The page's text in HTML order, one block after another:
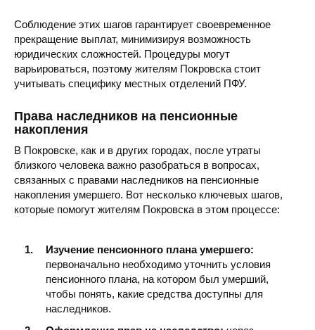
Соблюдение этих шагов гарантирует своевременное
прекращение выплат, минимизируя возможность
юридических сложностей. Процедуры могут
варьироваться, поэтому жителям Покровска стоит
учитывать специфику местных отделений ПФУ.
Права наследников на пенсионные
накопления
В Покровске, как и в других городах, после утраты
близкого человека важно разобраться в вопросах,
связанных с правами наследников на пенсионные
накопления умершего. Вот несколько ключевых шагов,
которые помогут жителям Покровска в этом процессе:
Изучение пенсионного плана умершего:
первоначально необходимо уточнить условия
пенсионного плана, на котором был умерший,
чтобы понять, какие средства доступны для
наследников.